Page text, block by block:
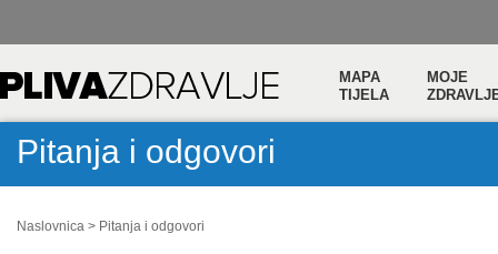
MAPA
TIJELA
MOJE
Pitanja i odgovori
Naslovnica > Pitanja i odgovori